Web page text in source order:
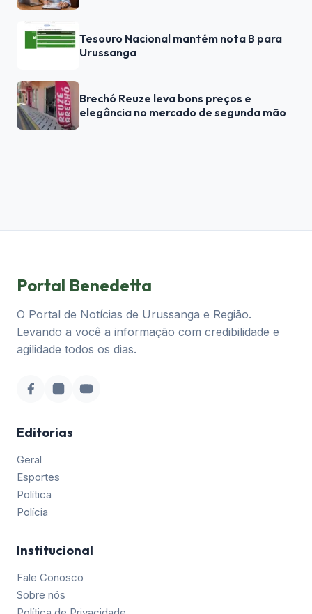
Tesouro Nacional mantém nota B para
Urussanga
Brechó Reuze leva bons preços e
elegância no mercado de segunda mão
Portal Benedetta
O Portal de Notícias de Urussanga e Região.
Levando a você a informação com credibilidade e
agilidade todos os dias.
Editorias
Geral
Esportes
Política
Polícia
Institucional
Fale Conosco
Sobre nós